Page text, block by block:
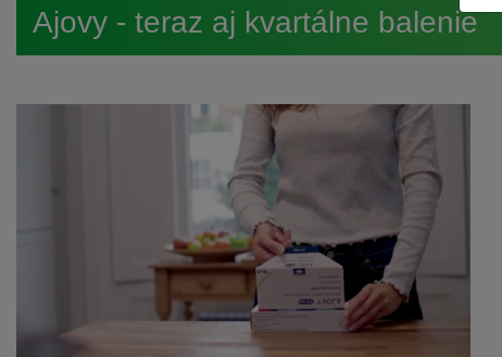
Ajovy - teraz aj kvartálne balenie